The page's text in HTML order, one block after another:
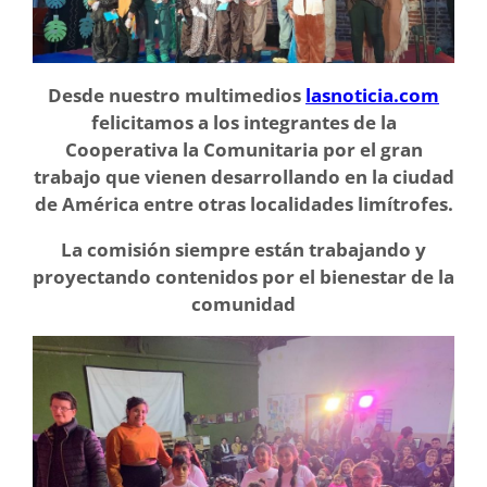
Desde nuestro multimedios lasnoticia.com
felicitamos a los integrantes de la
Cooperativa la Comunitaria por el gran
trabajo que vienen desarrollando en la ciudad
de América entre otras localidades limítrofes.
La comisión siempre están trabajando y
proyectando contenidos por el bienestar de la
comunidad